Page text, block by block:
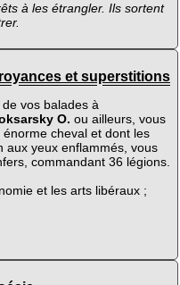
à les étrangler. Ils sortent
et superstitions
de vos balades à
O. ou ailleurs, vous
cheval et dont les
aux yeux enflammés, vous
commandant 36 légions.
et les arts libéraux ;